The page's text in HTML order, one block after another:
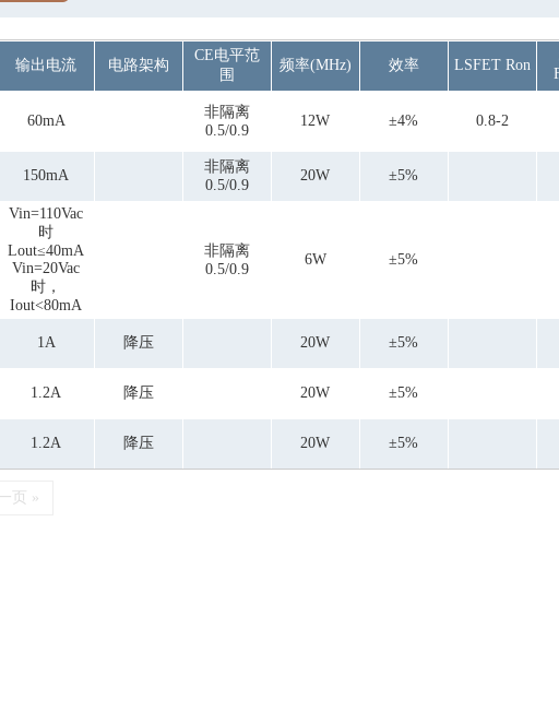
输出电流 电路架构
CE电平范
围
频率(MHz) 效率 LSFET Ron
60mA
非隔离
0.5/0.9
12W ±4% 0.8-2
150mA
非隔离
0.5/0.9
20W ±5%
Vin=110Vac
时
Lout≤40mA
Vin=20Vac
时，
Iout<80mA
非隔离
0.5/0.9
6W ±5%
1A 降压 20W ±5%
1.2A 降压 20W ±5%
1.2A 降压 20W ±5%
页 »